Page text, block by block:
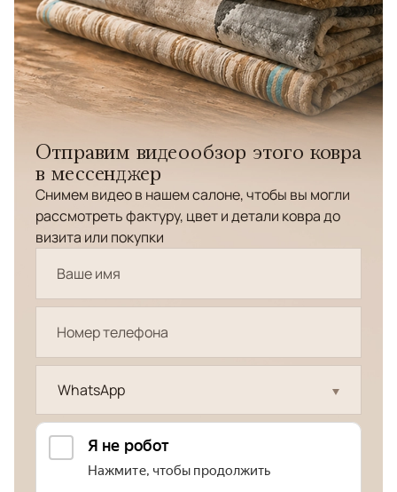
Отправим видеообзор этого ковра
в мессенджер
Снимем видео в нашем салоне, чтобы вы могли
рассмотреть фактуру, цвет и детали ковра до
визита или покупки
WhatsApp